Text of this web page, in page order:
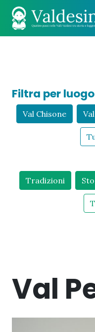
Filtra per luogo
Val Chisone
Tradizioni
Val